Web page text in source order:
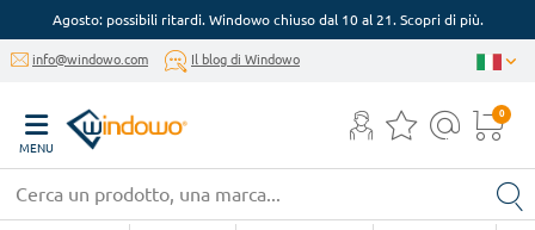
Agosto: possibili ritardi. Windowo chiuso dal 10 al 21. Scopri di più.
info@windowo.com Il blog di Windowo
MENU
0